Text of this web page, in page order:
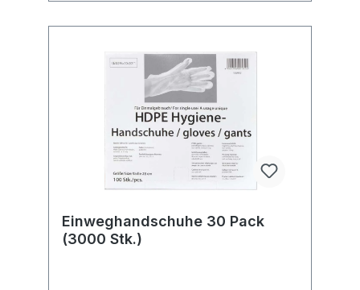
Einweghandschuhe 30 Pack
(3000 Stk.)